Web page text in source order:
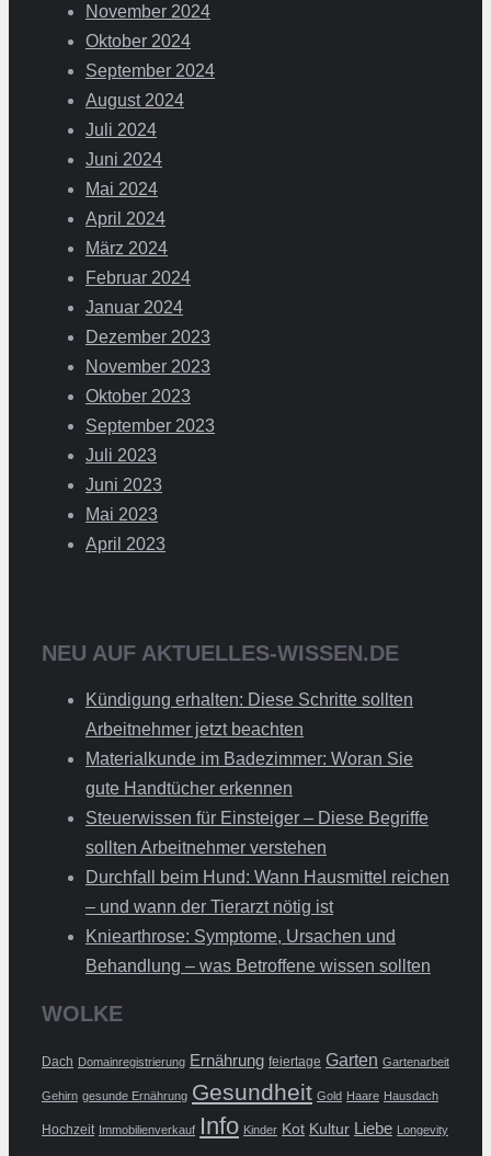
November 2024
Oktober 2024
September 2024
August 2024
Juli 2024
Juni 2024
Mai 2024
April 2024
März 2024
Februar 2024
Januar 2024
Dezember 2023
November 2023
Oktober 2023
September 2023
Juli 2023
Juni 2023
Mai 2023
April 2023
NEU AUF AKTUELLES-WISSEN.DE
Kündigung erhalten: Diese Schritte sollten
Arbeitnehmer jetzt beachten
Materialkunde im Badezimmer: Woran Sie
gute Handtücher erkennen
Steuerwissen für Einsteiger – Diese Begriffe
sollten Arbeitnehmer verstehen
Durchfall beim Hund: Wann Hausmittel reichen
– und wann der Tierarzt nötig ist
Kniearthrose: Symptome, Ursachen und
Behandlung – was Betroffene wissen sollten
WOLKE
Dach Domainregistrierung Ernährung feiertage Garten Gartenarbeit
Gehirn gesunde Ernährung Gesundheit Gold Haare Hausdach
Hochzeit Immobilienverkauf Info Kinder Kot Kultur Liebe Longevity